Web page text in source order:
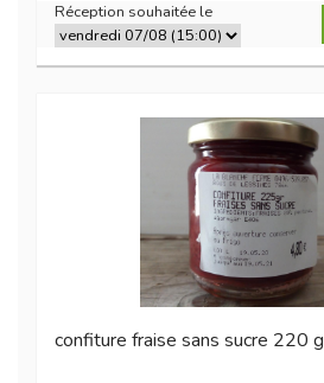
Réception souhaitée le
confiture fraise sans sucre 220 g